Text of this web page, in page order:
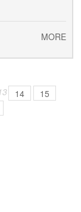
MORE
14
15